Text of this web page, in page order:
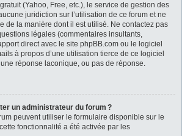
gratuit (Yahoo, Free, etc.), le service de gestion des
juridiction sur l’utilisation de ce forum et ne
de la manière dont il est utilisé. Ne contactez pas
légales (commentaires insultants,
direct avec le site phpBB.com ou le logiciel
à propos d’une utilisation tierce de ce logiciel
réponse laconique, ou pas de réponse.
un administrateur du forum ?
peuvent utiliser le formulaire disponible sur le
fonctionnalité a été activée par les